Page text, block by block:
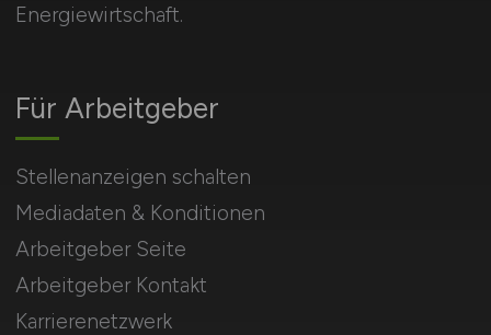
Energiewirtschaft.
Für Arbeitgeber
Stellenanzeigen schalten
Mediadaten & Konditionen
Arbeitgeber Seite
Arbeitgeber Kontakt
Karrierenetzwerk